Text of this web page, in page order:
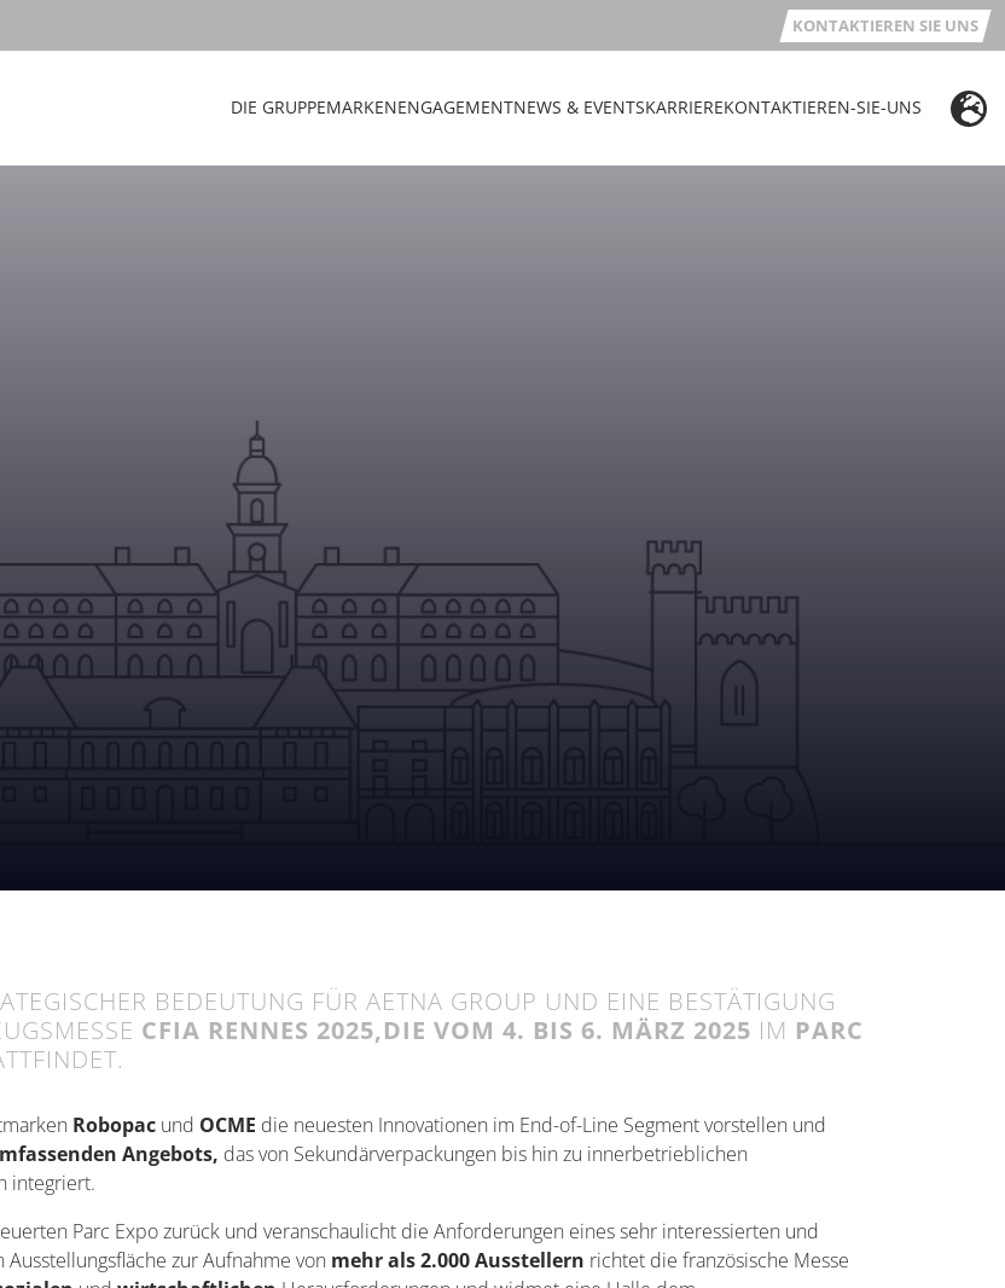
KONTAKTIEREN SIE UNS
DIE GRUPPEMARKENENGAGEMENTNEWS & EVENTSKARRIEREKONTAKTIEREN-SIE-UNS
BEDEUTUNG FÜR AETNA GROUP UND EINE BESTÄTIGUNG
CFIA RENNES 2025,DIE VOM 4. BIS 6. MÄRZ 2025 IM PARC
Robopac und OCME die neuesten Innovationen im End-of-Line Segment vorstellen und
Angebots, das von Sekundärverpackungen bis hin zu innerbetrieblichen
integriert.
Parc Expo zurück und veranschaulicht die Anforderungen eines sehr interessierten und
Ausstellungsfläche zur Aufnahme von mehr als 2.000 Ausstellern richtet die französische Messe